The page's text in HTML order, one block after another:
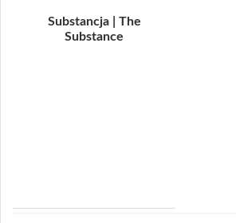
Substancja | The
Substance